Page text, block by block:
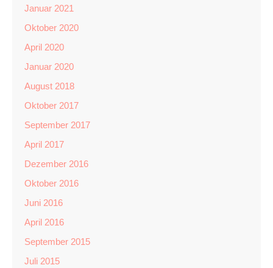
Januar 2021
Oktober 2020
April 2020
Januar 2020
August 2018
Oktober 2017
September 2017
April 2017
Dezember 2016
Oktober 2016
Juni 2016
April 2016
September 2015
Juli 2015